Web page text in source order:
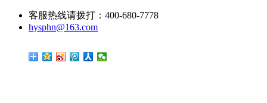
客服热线请拨打：400-680-7778
hysphn@163.com